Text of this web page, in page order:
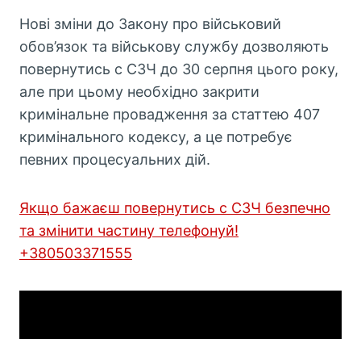
Нові зміни до Закону про військовий
обов’язок та військову службу дозволяють
повернутись с СЗЧ до 30 серпня цього року,
але при цьому необхідно закрити
кримінальне провадження за статтею 407
кримінального кодексу, а це потребує
певних процесуальних дій.
Якщо бажаєш повернутись с СЗЧ безпечно
та змінити частину телефонуй!
+380503371555